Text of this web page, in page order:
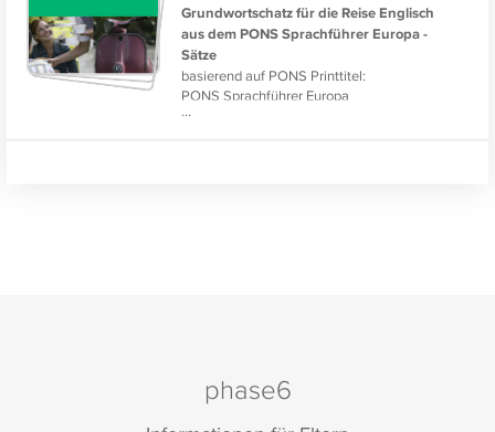
Grundwortschatz für die Reise Englisch
aus dem PONS Sprachführer Europa -
Sätze
basierend auf PONS Printtitel:
PONS Sprachführer Europa
...
phase6